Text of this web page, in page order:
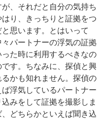
、それだと自分の気持ち
り、きっちりと証拠をつ
思います。とはいって
パートナーの浮気の証拠
た時に利用するべきなの
す。ちなみに、探偵と興
かも知れません。探偵の
浮気しているパートナー
みをして証拠を撮影しま
どちらかといえば聞き込